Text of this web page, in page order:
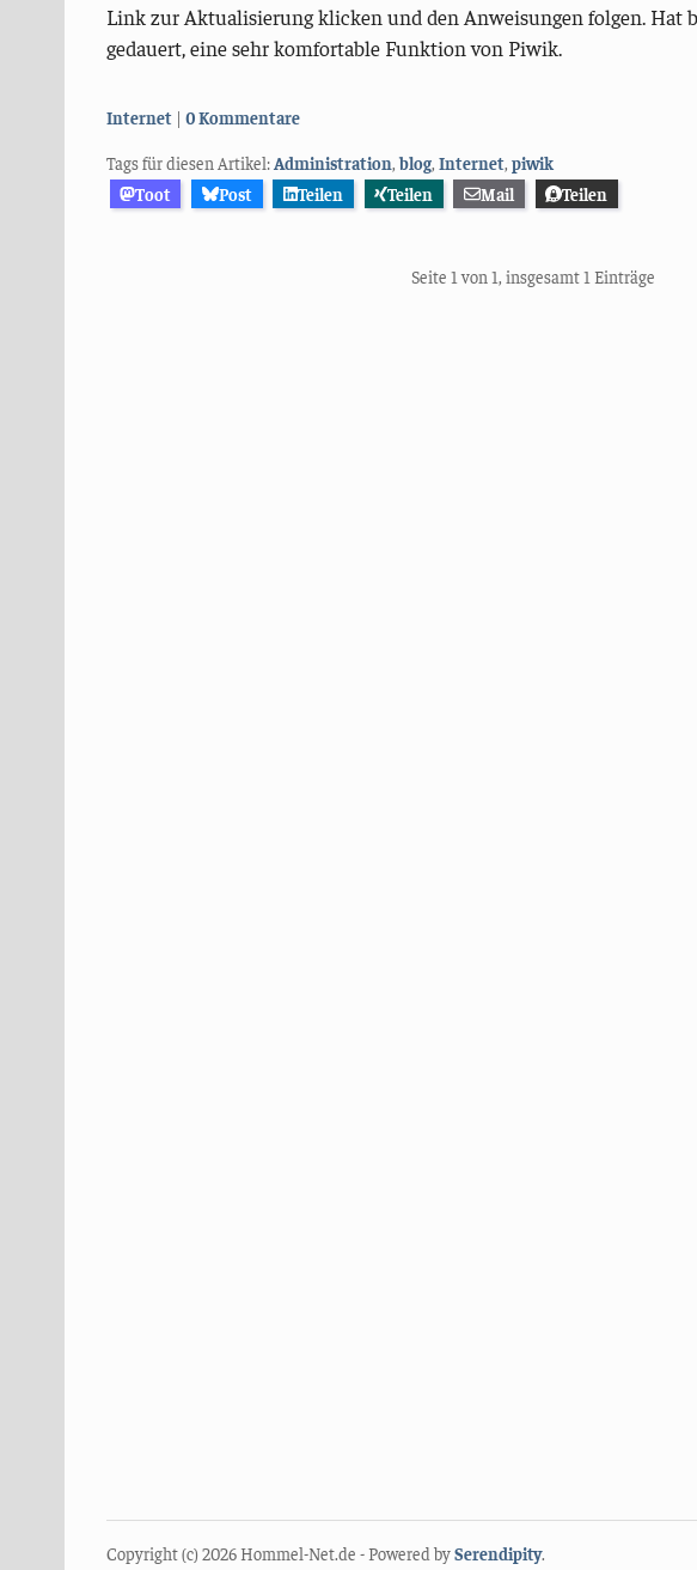
Link zur Aktualisierung klicken und den Anweisungen folgen.
gedauert, eine sehr komfortable Funktion von Piwik.
Kategorien:
Internet 0 Kommentare
Tags für diesen Artikel:Administration,blog, Internet, piwik
Toot
Post Teilen Teilen Mail Teilen
Seite 1 von 1, insgesamt 1 Einträge
Copyright (c) 2026 Hommel-Net.de - Powered bySerendipity.